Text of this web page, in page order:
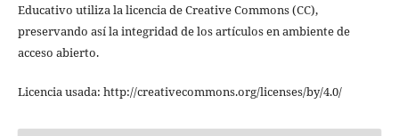
Educativo utiliza la licencia de Creative Commons (CC),
preservando así la integridad de los artículos en ambiente de
acceso abierto.
Licencia usada: http://creativecommons.org/licenses/by/4.0/